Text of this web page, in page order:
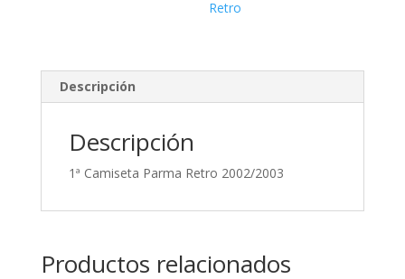
Retro
Descripción
Descripción
1ª Camiseta Parma Retro 2002/2003
Productos relacionados